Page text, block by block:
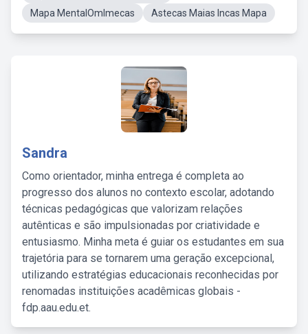
Mapa MentalOmlmecas
Astecas Maias Incas Mapa
Sandra
Como orientador, minha entrega é completa ao
progresso dos alunos no contexto escolar, adotando
técnicas pedagógicas que valorizam relações
autênticas e são impulsionadas por criatividade e
entusiasmo. Minha meta é guiar os estudantes em sua
trajetória para se tornarem uma geração excepcional,
utilizando estratégias educacionais reconhecidas por
renomadas instituições acadêmicas globais -
fdp.aau.edu.et.